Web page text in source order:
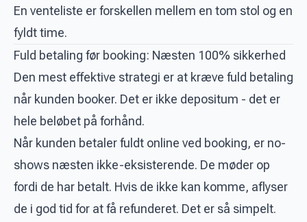
En venteliste er forskellen mellem en tom stol og en
fyldt time.
Fuld betaling før booking: Næsten 100% sikkerhed
Den mest effektive strategi er at kræve fuld betaling
når kunden booker. Det er ikke depositum - det er
hele beløbet på forhånd.
Når kunden betaler fuldt online ved booking, er no-
shows næsten ikke-eksisterende. De møder op
fordi de har betalt. Hvis de ikke kan komme, aflyser
de i god tid for at få refunderet. Det er så simpelt.